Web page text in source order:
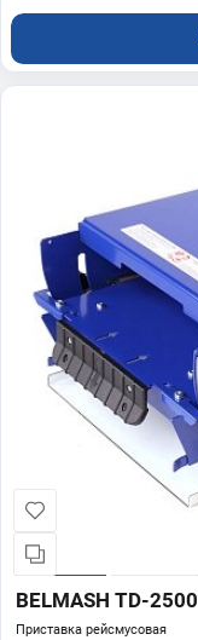
BELMASH TD-2500
Приставка рейсмусовая